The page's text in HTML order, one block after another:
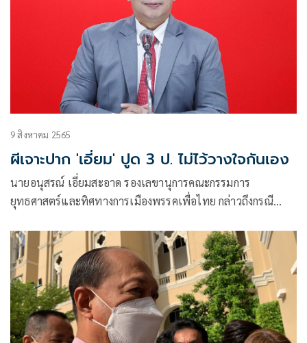
9 สิงหาคม 2565
ผีเจาะปาก 'เอี่ยม' ปูด 3 ป. ไม่ไว้วางใจกันเอง
นายอนุสรณ์ เอี่ยมสะอาด รองเลขานุการคณะกรรมการ
ยุทธศาสตร์และทิศทางการเมืองพรรคเพื่อไทย กล่าวถึงกรณี